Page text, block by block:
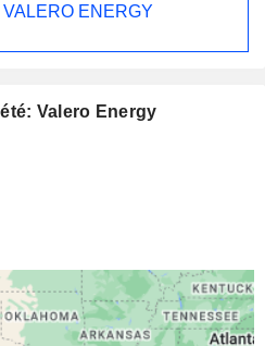
ENERGY
Valero Energy